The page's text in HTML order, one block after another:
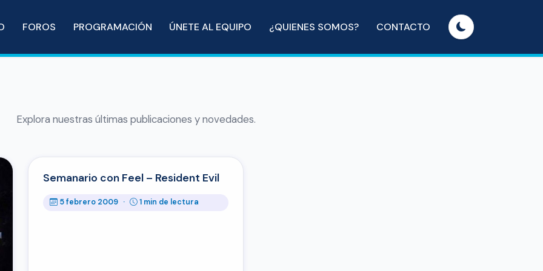
FOROS PROGRAMACIÓN ÚNETE AL EQUIPO ¿QUIENES SOMOS? CONTACTO
Explora nuestras últimas publicaciones y novedades.
Semanario con Feel – Resident Evil
5 febrero 2009 · 1 min de lectura